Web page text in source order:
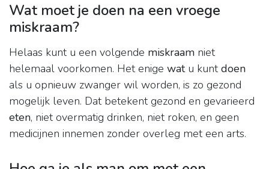
Wat moet je doen na een vroege
miskraam?
Helaas kunt u een volgende miskraam niet
helemaal voorkomen. Het enige watu kuntdoen
als u opnieuw zwanger wil worden, is zo gezond
mogelijk leven. Dat betekent gezond en gevarieerd
eten, niet overmatig drinken, niet roken, en geen
medicijnen innemen zonder overleg met een arts.